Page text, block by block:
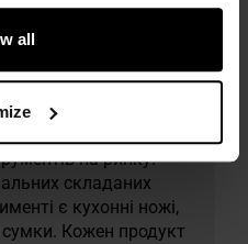
all
бренд, що
складаного
на ринку.
складаних
є кухонні ножі,
Кожен продукт